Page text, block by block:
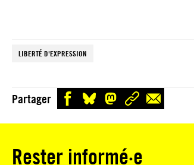
LIBERTÉ D'EXPRESSION
Partager
Rester informé·e